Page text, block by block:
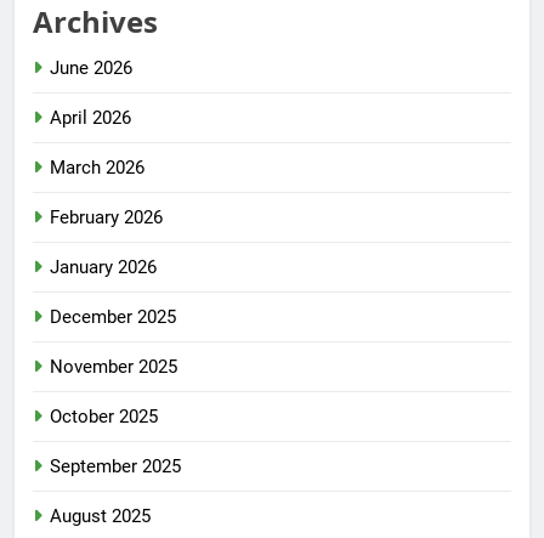
Archives
June 2026
April 2026
March 2026
February 2026
January 2026
December 2025
November 2025
October 2025
September 2025
August 2025